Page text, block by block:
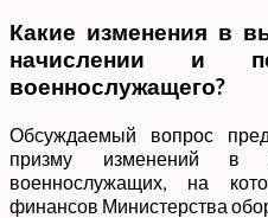
Какие изменения в
начислении и
военнослужащего?
Обсуждаемый вопрос
призму изменений в
военнослужащих, на
финансов Министерства